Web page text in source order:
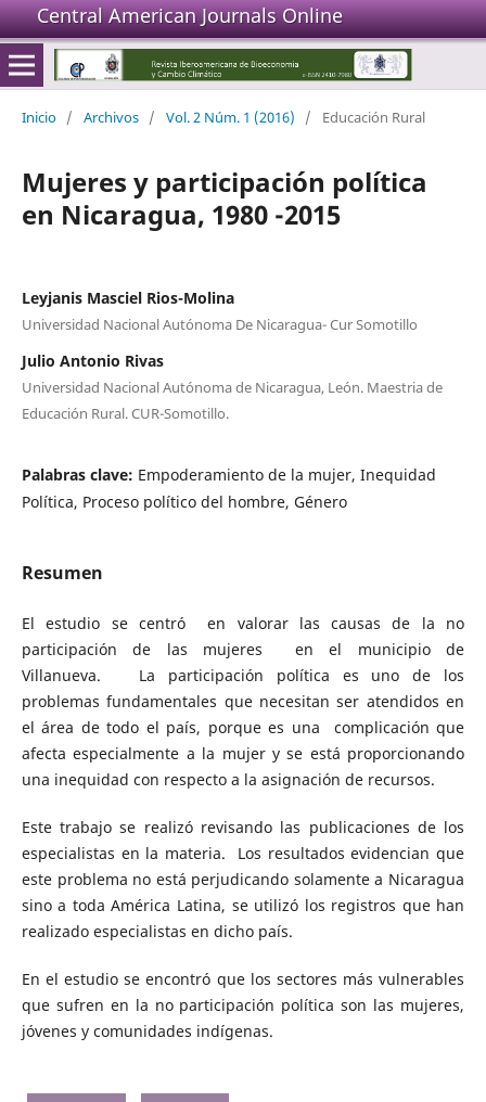
Central American Journals Online
Inicio / Archivos / Vol. 2 Núm. 1 (2016) / Educación Rural
Mujeres y participación política
en Nicaragua, 1980 -2015
Leyjanis Masciel Rios-Molina
Universidad Nacional Autónoma De Nicaragua- Cur Somotillo
Julio Antonio Rivas
Universidad Nacional Autónoma de Nicaragua, León. Maestria de
Educación Rural. CUR-Somotillo.
Palabras clave: Empoderamiento de la mujer, Inequidad
Política, Proceso político del hombre, Género
Resumen
El estudio se centró en valorar las causas de la no
participación de las mujeres en el municipio de
Villanueva. La participación política es uno de los
problemas fundamentales que necesitan ser atendidos en
el área de todo el país, porque es una complicación que
afecta especialmente a la mujer y se está proporcionando
una inequidad con respecto a la asignación de recursos.
Este trabajo se realizó revisando las publicaciones de los
especialistas en la materia. Los resultados evidencian que
este problema no está perjudicando solamente a Nicaragua
sino a toda América Latina, se utilizó los registros que han
realizado especialistas en dicho país.
En el estudio se encontró que los sectores más vulnerables
que sufren en la no participación política son las mujeres,
jóvenes y comunidades indígenas.